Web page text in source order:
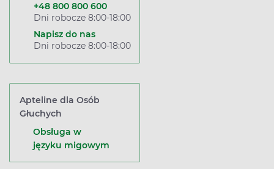
+48 800 800 600
Dni robocze 8:00-18:00
Napisz do nas
Dni robocze 8:00-18:00
Apteline dla Osób
Głuchych
Obsługa w
języku migowym